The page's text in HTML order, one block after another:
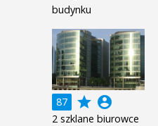
budynku
87 grade account_circle
2 szklane biurowce